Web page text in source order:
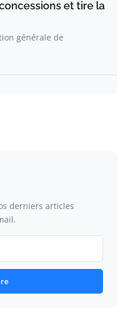
et tire la
générale de
derniers articles